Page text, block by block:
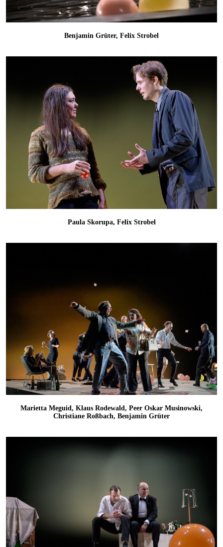
Benjamin Grüter, Felix Strobel
Paula Skorupa, Felix Strobel
Marietta Meguid, Klaus Rodewald, Peer Oskar Musinowski,
Christiane Roßbach, Benjamin Grüter